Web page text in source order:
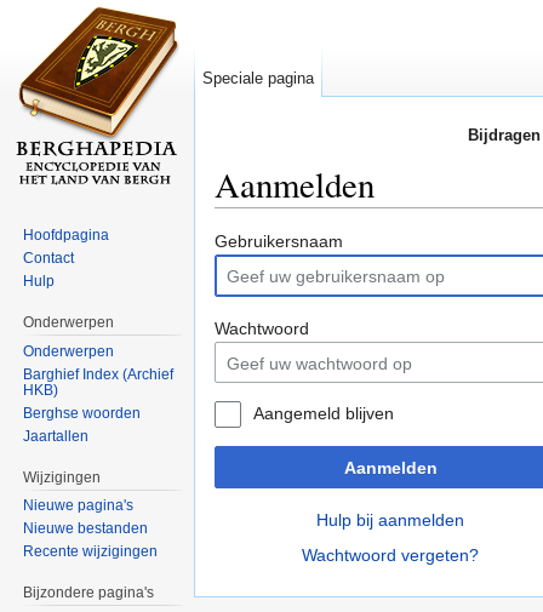
Aanmelden
Gebruikersnaam
Wachtwoord
Aangemeld blijven
Aanmelden
Hulp bij aanmelden
Wachtwoord vergeten?
Speciale pagina
Hoofdpagina
Contact
Hulp
Onderwerpen
Onderwerpen
Barghief Index (Archief
HKB)
Berghse woorden
Jaartallen
Wijzigingen
Nieuwe pagina's
Nieuwe bestanden
Recente wijzigingen
Bijzondere pagina's